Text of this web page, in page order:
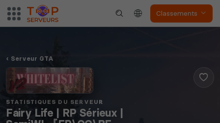
Classements
Serveur GTA
STATISTIQUES DU SERVEUR
Fairy Life | RP Sérieux |